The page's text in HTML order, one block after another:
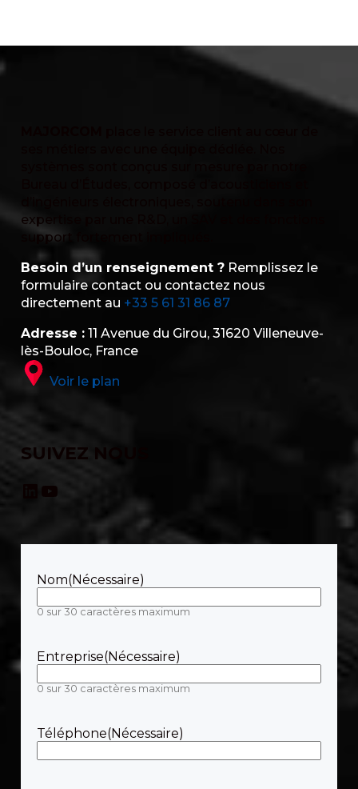
expertise par une R&D, un SAV et des fonctions
support fortement impliqués.
Besoin d’un renseignement ? Remplissez le
formulaire contact ou contactez nous
directement au +33 5 61 31 86 87
Adresse : 11 Avenue du Girou, 31620 Villeneuve-
lès-Bouloc, France
Voir le plan
SUIVEZ NOUS
YouTube
Nom(Nécessaire)
0 sur 30 caractères maximum
Entreprise(Nécessaire)
0 sur 30 caractères maximum
Téléphone(Nécessaire)